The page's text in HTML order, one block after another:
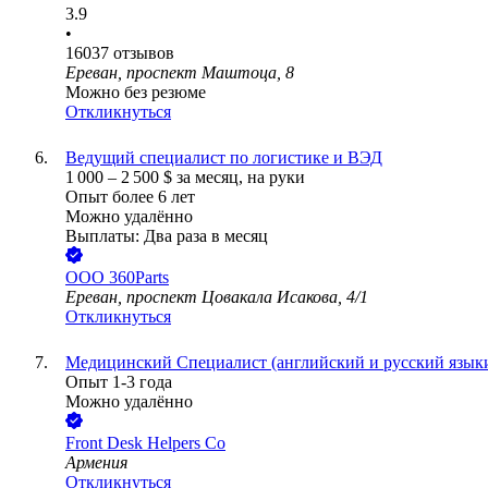
3.9
•
16037 отзывов
Ереван, проспект Маштоца, 8
Можно без резюме
Откликнуться
Ведущий специалист по логистике и ВЭД
1 000 – 2 500 $ за месяц, на руки
Опыт более 6 лет
Можно удалённо
Выплаты: Два раза в месяц
ООО 360Parts
Ереван, проспект Цовакала Исакова, 4/1
Откликнуться
Медицинский Специалист (английский и русский
Опыт 1-3 года
Можно удалённо
Front Desk Helpers Co
Армения
Откликнуться